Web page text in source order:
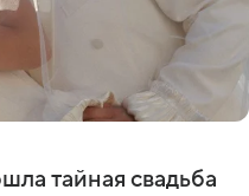
тайная свадьба